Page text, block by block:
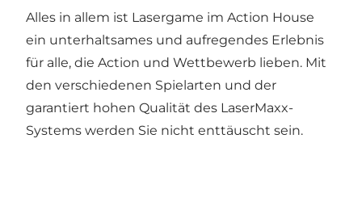
Alles in allem ist Lasergame im Action House
ein unterhaltsames und aufregendes Erlebnis
für alle, die Action und Wettbewerb lieben. Mit
den verschiedenen Spielarten und der
garantiert hohen Qualität des LaserMaxx-
Systems werden Sie nicht enttäuscht sein.